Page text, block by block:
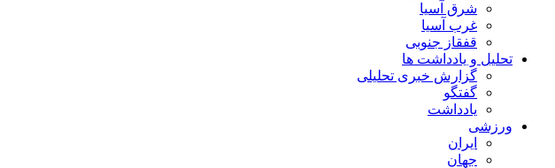
شرق آسیا
غرب آسیا
قفقاز جنوبی
تحلیل و یادداشت ها
گزارش خبری تحلیلی
گفتگو
یادداشت
ورزشی
ایران
جهان